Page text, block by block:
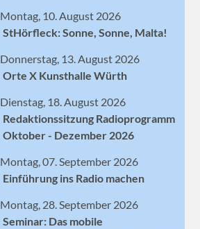
Montag, 10. August 2026
StHörfleck: Sonne, Sonne, Malta!
Donnerstag, 13. August 2026
Orte X Kunsthalle Würth
Dienstag, 18. August 2026
Redaktionssitzung Radioprogramm
Oktober - Dezember 2026
Montag, 07. September 2026
Einführung ins Radio machen
Montag, 28. September 2026
Seminar: Das mobile